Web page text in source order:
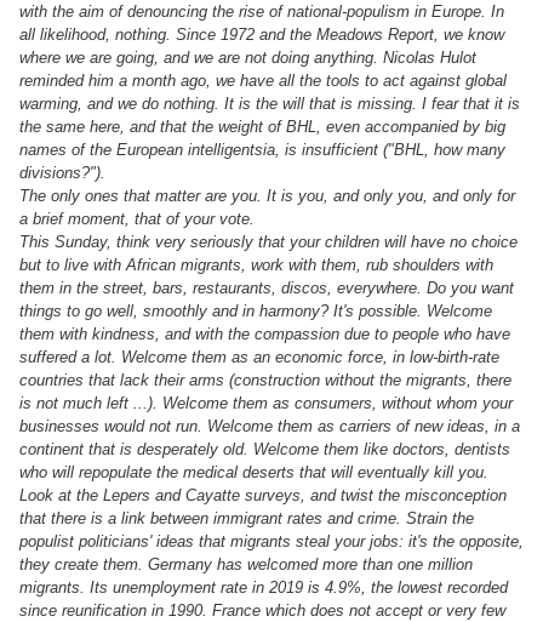
with the aim of denouncing the rise of national-populism in Europe. In
all likelihood, nothing. Since 1972 and the Meadows Report, we know
where we are going, and we are not doing anything. Nicolas Hulot
reminded him a month ago, we have all the tools to act against global
warming, and we do nothing. It is the will that is missing. I fear that it is
the same here, and that the weight of BHL, even accompanied by big
names of the European intelligentsia, is insufficient ("BHL, how many
divisions?").
The only ones that matter are you. It is you, and only you, and only for
a brief moment, that of your vote.
This Sunday, think very seriously that your children will have no choice
but to live with African migrants, work with them, rub shoulders with
them in the street, bars, restaurants, discos, everywhere. Do you want
things to go well, smoothly and in harmony? It's possible. Welcome
them with kindness, and with the compassion due to people who have
suffered a lot. Welcome them as an economic force, in low-birth-rate
countries that lack their arms (construction without the migrants, there
is not much left ...). Welcome them as consumers, without whom your
businesses would not run. Welcome them as carriers of new ideas, in a
continent that is desperately old. Welcome them like doctors, dentists
who will repopulate the medical deserts that will eventually kill you.
Look at the Lepers and Cayatte surveys, and twist the misconception
that there is a link between immigrant rates and crime. Strain the
populist politicians' ideas that migrants steal your jobs: it's the opposite,
they create them. Germany has welcomed more than one million
migrants. Its unemployment rate in 2019 is 4.9%, the lowest recorded
since reunification in 1990. France which does not accept or very few